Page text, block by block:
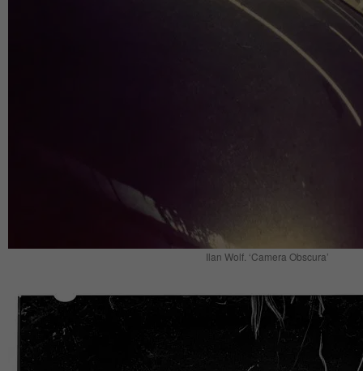
Ilan Wolf. ‘Camera Obscura’